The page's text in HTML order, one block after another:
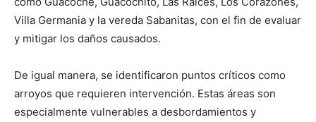
Villa Germania y la vereda Sabanitas, con el fin de evaluar
y mitigar los daños causados.
De igual manera, se identificaron puntos críticos como
arroyos que requieren intervención. Estas áreas son
especialmente vulnerables a desbordamientos y